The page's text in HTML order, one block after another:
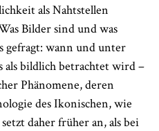
als Nahtstellen
Bilder sind und was
gefragt: wann und unter
als bildlich betrachtet wird –
Phänomene, deren
des Ikonischen, wie
daher früher an, als bei